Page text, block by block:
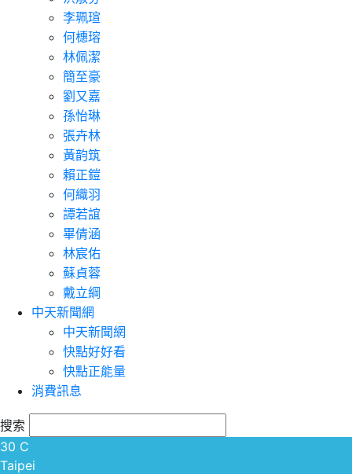
李珮瑄
何橞瑢
林佩潔
簡至豪
劉又嘉
孫怡琳
張卉林
黃韵筑
賴正鎧
何織羽
譚若誼
畢倩涵
林宸佑
蘇貞蓉
戴立綱
中天新聞網
中天新聞網
快點好好看
快點正能量
消費訊息
搜索
30 C
Taipei